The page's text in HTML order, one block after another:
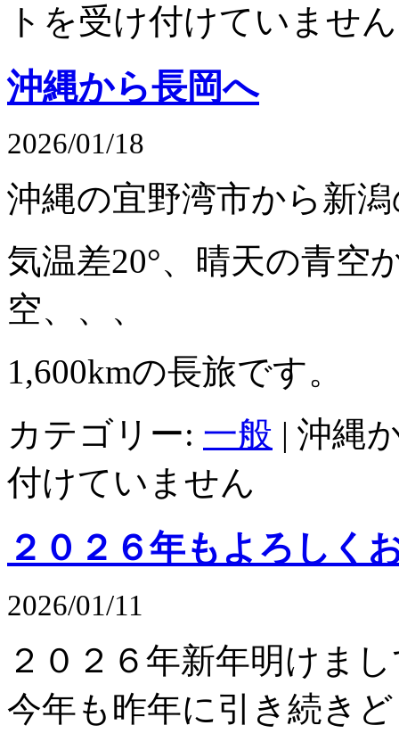
トを受け付けていません
沖縄から長岡へ
2026/01/18
沖縄の宜野湾市から新
気温差20°、晴天の青空
空、、、
1,600kmの長旅です。
カテゴリー: 一般 | 沖縄
付けていません
２０２６年もよろしく
2026/01/11
２０２６年新年明けま
今年も昨年に引き続き